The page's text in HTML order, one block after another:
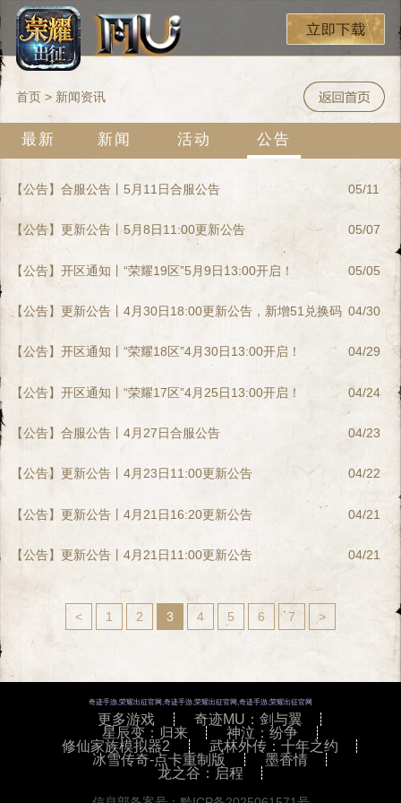
首页> 新闻资讯
最新 新闻 活动 公告
【公告】合服公告丨5月11日合服公告 05/11
【公告】更新公告丨5月8日11:00更新公告 05/07
【公告】开区通知丨“荣耀19区”5月9日13:00开启！ 05/05
【公告】更新公告丨4月30日18:00更新公告，新增51兑换码 04/30
【公告】开区通知丨“荣耀18区”4月30日13:00开启！ 04/29
【公告】开区通知丨“荣耀17区”4月25日13:00开启！ 04/24
【公告】合服公告丨4月27日合服公告 04/23
【公告】更新公告丨4月23日11:00更新公告 04/22
【公告】更新公告丨4月21日16:20更新公告 04/21
【公告】更新公告丨4月21日11:00更新公告 04/21
< 1 2 3 4 5 6 7 >
奇迹手游,荣耀出征官网,奇迹手游,荣耀出征官网,奇迹手游,荣耀出征官网
更多游戏
奇迹MU：剑与翼
星辰变：归来
神泣：纷争
修仙家族模拟器2
武林外传：十年之约
冰雪传奇-点卡重制版
墨香情
龙之谷：启程